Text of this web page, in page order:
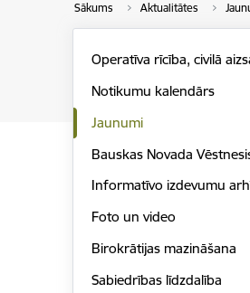
Sākums Aktualitātes
Operatīva rīcība, civilā
Notikumu kalendārs
Jaunumi
Bauskas Novada
Informatīvo izdevumu
Foto un video
Birokrātijas mazināšana
Sabiedrības līdzdalība